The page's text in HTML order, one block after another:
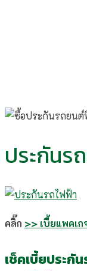
ประกันร
คลิ๊ก >> เบี้ยแพคเ
เช็คเบี้ยประกั